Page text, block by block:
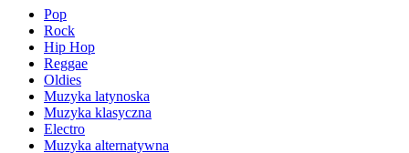
Pop
Rock
Hip Hop
Reggae
Oldies
Muzyka latynoska
Muzyka klasyczna
Electro
Muzyka alternatywna